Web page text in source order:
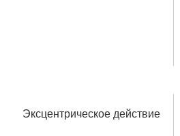
Эксцентрическое действие